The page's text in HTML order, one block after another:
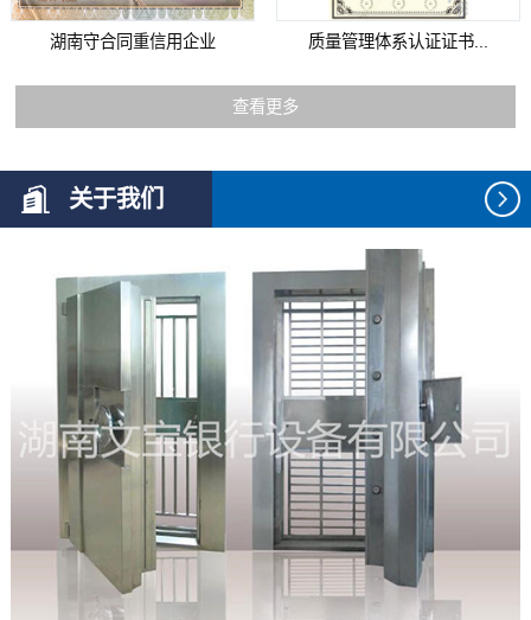
湖南守合同重信用企业 质量管理体系认证证书...
查看更多
关于我们